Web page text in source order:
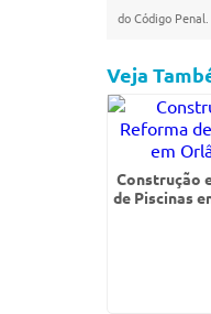
do Código
Veja
Construção
de Piscinas